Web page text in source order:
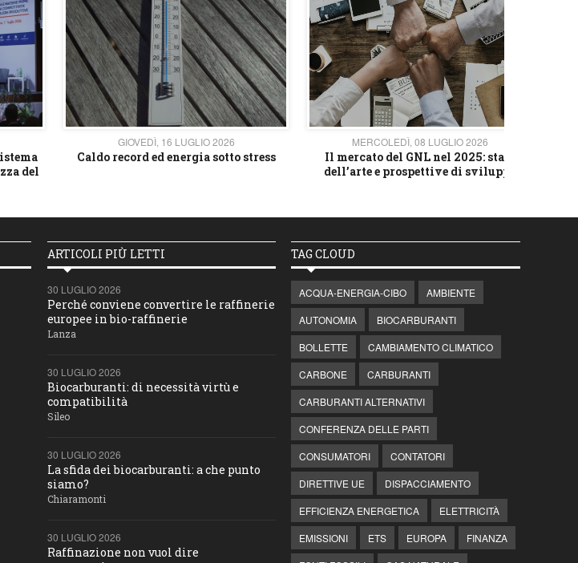
del
GIOVEDÌ, 16 LUGLIO 2026
Caldo record ed energia sotto stress
MERCOLEDÌ, 08 LUGLIO 2026
Il mercato del GNL nel 2025: stato
dell’arte e prospettive di sviluppo
ARTICOLI PIÙ LETTI
30 LUGLIO 2026
Perché conviene convertire le raffinerie
europee in bio-raffinerie
Lanza
30 LUGLIO 2026
Biocarburanti: di necessità virtù e
compatibilità
Sileo
30 LUGLIO 2026
La sfida dei biocarburanti: a che punto
siamo?
Chiaramonti
30 LUGLIO 2026
Raffinazione non vuol dire
TAG CLOUD
ACQUA-ENERGIA-CIBO
AMBIENTE
AUTONOMIA
BIOCARBURANTI
BOLLETTE
CAMBIAMENTO CLIMATICO
CARBONE
CARBURANTI
CARBURANTI ALTERNATIVI
CONFERENZA DELLE PARTI
CONSUMATORI
CONTATORI
DIRETTIVE UE
DISPACCIAMENTO
EFFICIENZA ENERGETICA
ELETTRICITÀ
EMISSIONI
ETS EUROPA
FINANZA